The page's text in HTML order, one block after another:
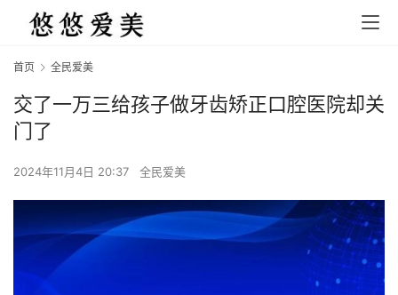
首页 全民爱美
交了一万三给孩子做牙齿矫正口腔医院却关
门了
2024年11月4日 20:37 全民爱美